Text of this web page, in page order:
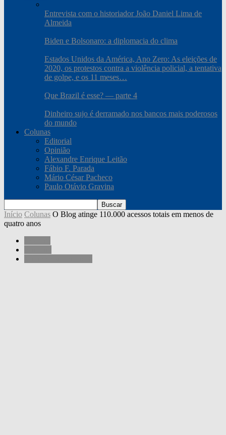
Entrevista com o historiador João Daniel Lima de
Almeida
Biden e Bolsonaro: a diplomacia do clima
Estados Unidos da América, Ano Zero: As eleições de
2020, os protestos contra a violência policial, a tentativa
de golpe, e os 11 meses…
Que Brazil é esse? — parte 4
Dinheiro sujo é derramado nos bancos mais poderosos
do mundo
Colunas
Editorial
Opinião
Alexandre Enrique Leitão
Fábio F. Parada
Mário César Pacheco
Paulo Otávio Gravina
Início Colunas O Blog atinge 110.000 acessos totais em menos de
quatro anos